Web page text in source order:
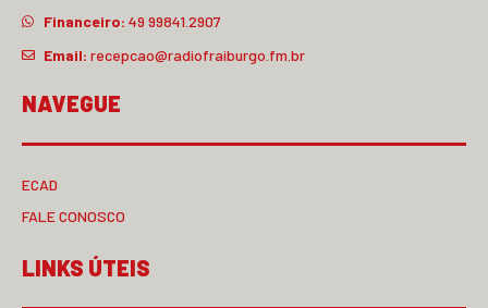
Financeiro: 49 99841.2907
Email: recepcao@radiofraiburgo.fm.br
NAVEGUE
ECAD
FALE CONOSCO
LINKS ÚTEIS